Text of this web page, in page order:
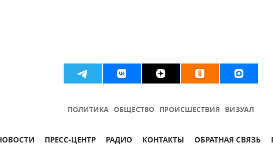
ПОЛИТИКА ОБЩЕСТВО ПРОИСШЕСТВИЯ ВИЗУАЛ
ПРЕСС-ЦЕНТР РАДИО КОНТАКТЫ ОБРАТНАЯ СВЯЗЬ